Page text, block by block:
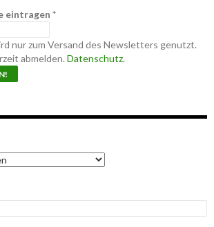
eintragen *
nur zum Versand des Newsletters genutzt.
abmelden. Datenschutz.